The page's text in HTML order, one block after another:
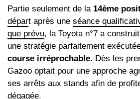
Partie seulement de la 14ème
départ après une séance
que prévu, la Toyota n°7 a
une stratégie parfaitement
course irréprochable. Dès les
Gazoo optait pour une approche
ses arrêts aux stands afin de
dégagée.